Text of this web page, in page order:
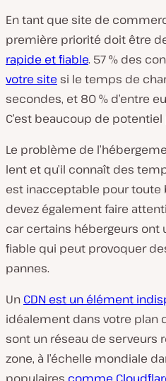
En tant que site de
première priorité doit être
rapide et fiable. 57 % des
votre site si le temps de
secondes, et 80 % d’entre
C’est beaucoup de potentiel
Le problème de
lent et qu’il connaît des
est inacceptable pour toute
devez également faire
car certains hébergeurs ont
fiable qui peut provoquer
pannes.
Un CDN est un élément
idéalement dans votre plan
sont un réseau de serveurs
zone, à l’échelle mondiale